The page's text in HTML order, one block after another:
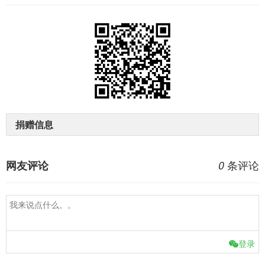
捐赠信息
0 条评论
网友评论
登录